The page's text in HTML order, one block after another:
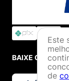
BAIXE O APP
Este
de